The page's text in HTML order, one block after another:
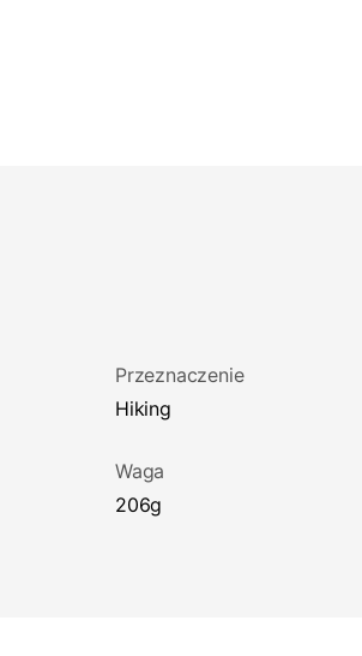
Przeznaczenie
Hiking
Waga
206g